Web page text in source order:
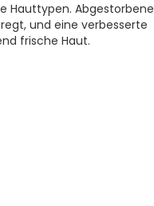
Hauttypen. Abgestorbene
und eine verbesserte
frische Haut.